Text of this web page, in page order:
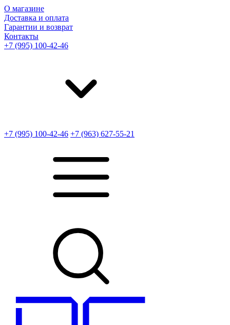
О магазине
Доставка и оплата
Гарантии и возврат
Контакты
+7 (995) 100-42-46
+7 (995) 100-42-46 +7 (963) 627-55-21